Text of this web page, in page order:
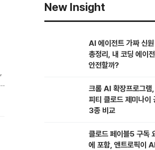
New Insight
AI 에이전트 가짜 신
총정리, 내 코딩 에이
안전할까?
크롬 AI 확장프로그램
피티 클로드 제미나이
3종 비교
클로드 페이블5 구독
에 포함, 앤트로픽이